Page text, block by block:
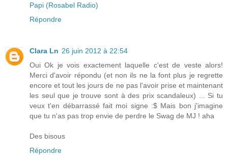
Papi (Rosabel Radio)
Répondre
Clara Ln 26 juin 2012 à 22:54
Oui Ok je vois exactement laquelle c'est de veste alors!
Merci d'avoir répondu (et non ils ne la font plus je regrette
encore et tout les jours de ne pas l'avoir prise et maintenant
les seul que je trouve sont à des prix scandaleux) ... Si tu
veux t'en débarrassé fait moi signe :$ Mais bon j'imagine
que tu n'as pas trop envie de perdre le Swag de MJ ! aha
Des bisous
Répondre